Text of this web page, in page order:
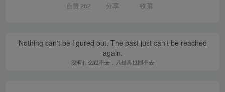
点赞 262 分享 收藏
Nothing can't be figured out. The past just can't be reached
again.
没有什么过不去，只是再也回不去